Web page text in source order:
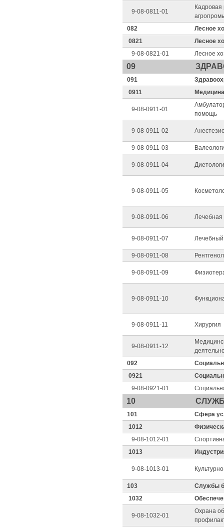
9-08-0811-01
082
Лесное
0821
Лесное
9-08-0821-01
Лесное
09
091
0911
Медицина
9-08-0911-01
помощь
9-08-0911-02
9-08-0911-03
9-08-0911-04
9-08-0911-05
9-08-0911-06 Лечебная
9-08-0911-07
9-08-0911-08
9-08-0911-09
9-08-0911-10
9-08-0911-11 Хирургия
9-08-0911-12
092
0921
9-08-0921-01
10
101
Сфера
1012
9-08-1012-01
1013
9-08-1013-01
103
Службы
1032
9-08-1032-01
Охрана